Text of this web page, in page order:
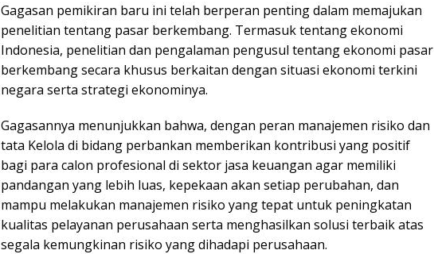
Gagasan pemikiran baru ini telah berperan penting dalam memajukan
penelitian tentang pasar berkembang. Termasuk tentang ekonomi
Indonesia, penelitian dan pengalaman pengusul tentang ekonomi pasar
berkembang secara khusus berkaitan dengan situasi ekonomi terkini
negara serta strategi ekonominya.
Gagasannya menunjukkan bahwa, dengan peran manajemen risiko dan
tata Kelola di bidang perbankan memberikan kontribusi yang positif
bagi para calon profesional di sektor jasa keuangan agar memiliki
pandangan yang lebih luas, kepekaan akan setiap perubahan, dan
mampu melakukan manajemen risiko yang tepat untuk peningkatan
kualitas pelayanan perusahaan serta menghasilkan solusi terbaik atas
segala kemungkinan risiko yang dihadapi perusahaan.